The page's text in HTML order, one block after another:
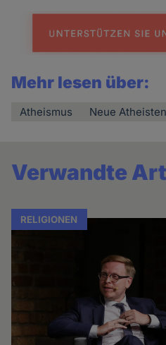
Mehr lesen über:
Atheismus Neue Atheisten
Verwandte
RELIGIONEN